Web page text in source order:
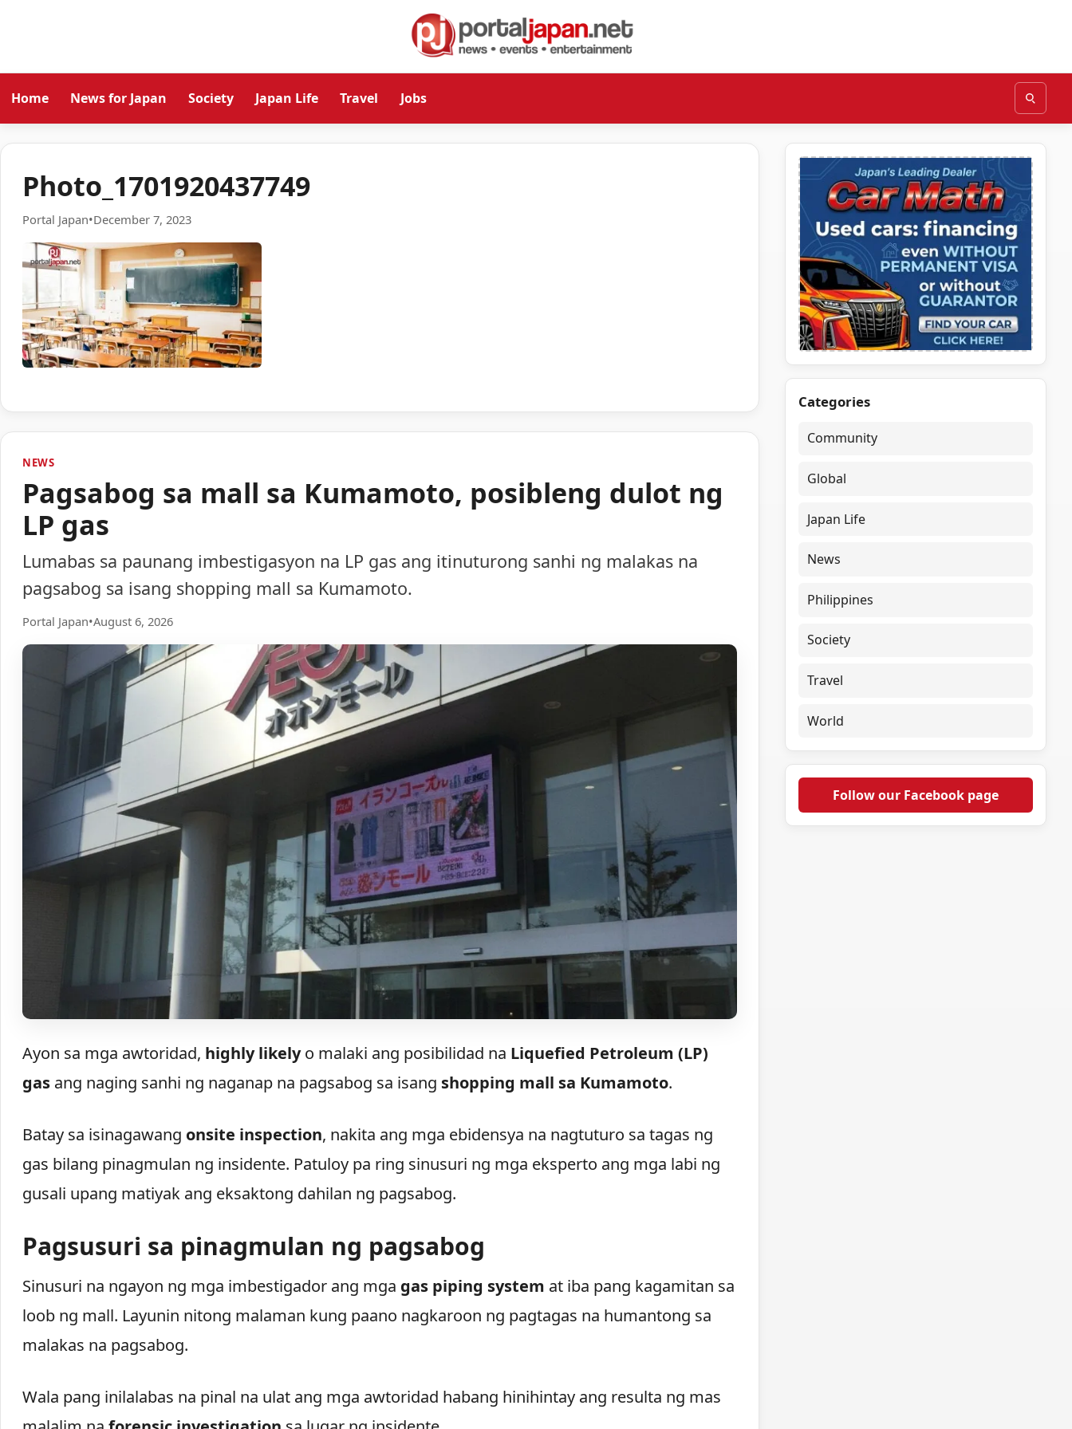
Home News for Japan Society Japan Life Travel Jobs
Photo_1701920437749
Portal Japan•December 7, 2023
NEWS
Pagsabog sa mall sa Kumamoto, posibleng dulot ng
LP gas
Lumabas sa paunang imbestigasyon na LP gas ang itinuturong sanhi ng malakas na
pagsabog sa isang shopping mall sa Kumamoto.
Portal Japan•August 6, 2026
Ayon sa mga awtoridad, highly likelyo malaki ang posibilidad na Liquefied Petroleum (LP)
gasang naging sanhi ng naganap na pagsabog sa isang shopping mall sa Kumamoto.
Batay sa isinagawang onsite inspection, nakita ang mga ebidensya na nagtuturo sa tagas ng
gas bilang pinagmulan ng insidente. Patuloy pa ring sinusuri ng mga eksperto ang mga labi ng
gusali upang matiyak ang eksaktong dahilan ng pagsabog.
Pagsusuri sa pinagmulan ng pagsabog
Sinusuri na ngayon ng mga imbestigador ang mga gas piping system at iba pang kagamitan sa
loob ng mall. Layunin nitong malaman kung paano nagkaroon ng pagtagas na humantong sa
malakas na pagsabog.
Wala pang inilalabas na pinal na ulat ang mga awtoridad habang hinihintay ang resulta ng mas
Categories
Community
Global
Japan Life
News
Philippines
Society
Travel
World
Follow our Facebook page